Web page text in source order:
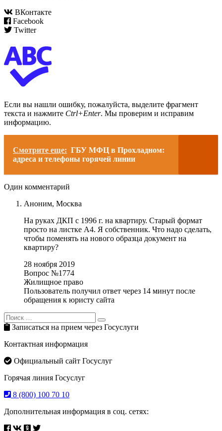
ВКонтакте
Facebook
Twitter
Если вы нашли ошибку, пожалуйста, выделите фрагмент
текста и нажмите Ctrl+Enter. Мы проверим и исправим
информацию.
Смотрите еще: ГБУ МФЦ в Прохладном:
адреса и телефоны горячей линии
Один комментарий
Аноним, Москва
На руках ДКП с 1996 г. на квартиру. Старый формат
просто на листке А4. Я собственник. Что надо сделать,
чтобы поменять на нового образца документ на
квартиру?
28 ноября 2019
Вопрос №1774
Жилищное право
Пользователь получил ответ через 14 минут после
обращения к юристу сайта
Search
for:
Search
Записаться на прием через Госуслуги
Контактная информация
Официальный сайт Госуслуг
Горячая линия Госуслуг
8 (800) 100 70 10
Дополнительная информация в соц. сетях: